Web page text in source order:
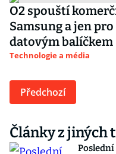
O2 spouští
Samsung a jen
datovým balíčkem
Technologie a média
Předchozí
Články z jiných